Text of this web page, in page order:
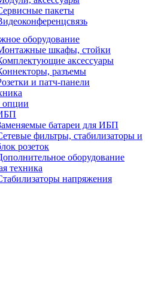
пакеты
оборудование
шкафы, стойки
аксессуары
разъемы
и патч-панели
батареи для ИБП
фильтры, стабилизаторы и
розеток
оборудование
техника
напряжения